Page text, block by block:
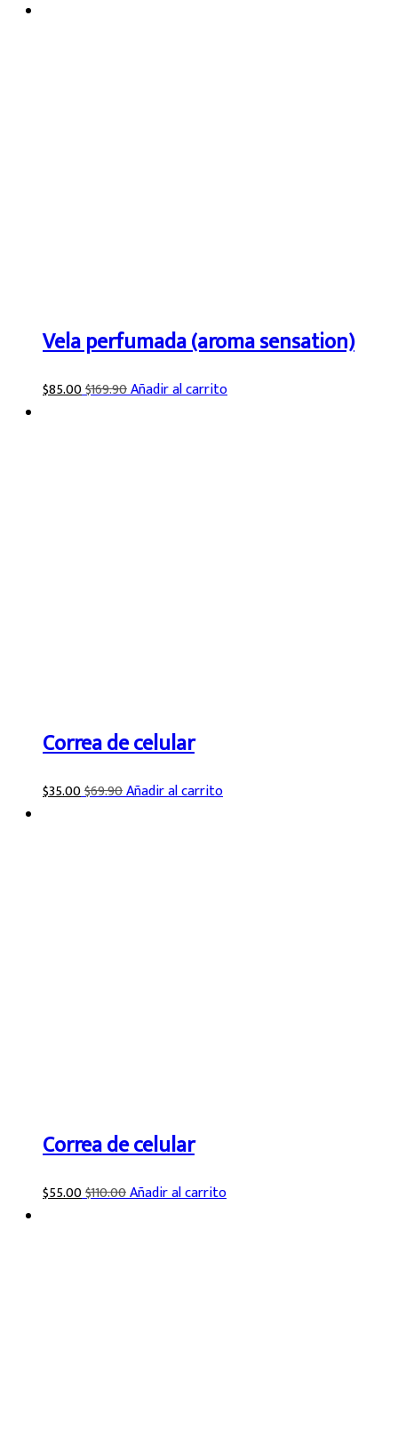
Vela perfumada (aroma sensation)
$85.00$169.90Añadir al carrito
Correa de celular
$35.00$69.90Añadir al carrito
Correa de celular
$55.00$110.00Añadir al carrito